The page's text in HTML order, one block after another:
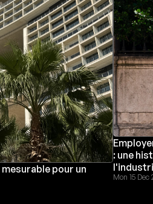
pour un
: une
Mon 15 Dec